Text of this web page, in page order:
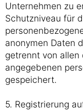
Unternehmen zu
Schutzniveau für
anonymen Daten
getrennt von
angegebenen
gespeichert.
5. Registrierung